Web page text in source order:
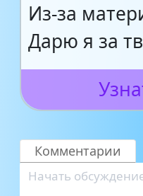
Из-за
Дарю я за
Комментарии